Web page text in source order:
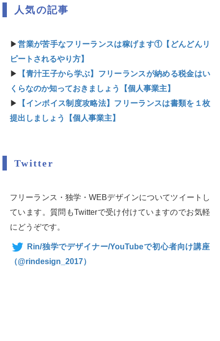
人気の記事
▶営業が苦手なフリーランスは稼げます①【どんどんリ
ピートされるやり方】
▶
【青汁王子から学ぶ】フリーランスが納める税金はい
くらなのか知っておきましょう【個人事業主】
▶
【インボイス制度攻略法】フリーランスは書類を１枚
提出しましょう【個人事業主】
Twitter
フリーランス・独学・WEBデザインについてツイートし
ています。質問もTwitterで受け付けていますのでお気軽
にどうぞです。
（@rindesign_2017）